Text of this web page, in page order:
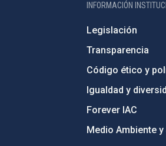
INFORMACIÓN
Legislación
Transparencia
Código ético y
Igualdad y
Forever IAC
Medio Ambiente